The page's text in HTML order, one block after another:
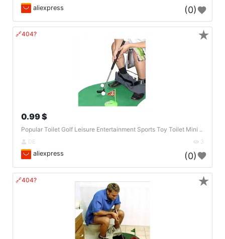
aliexpress (0)
🔗404?
0.99 $
Popular Toilet Golf Leisure Entertainment Sports Toy Toilet Mini ..
DE 3
aliexpress (0)
★
🔗404? ★